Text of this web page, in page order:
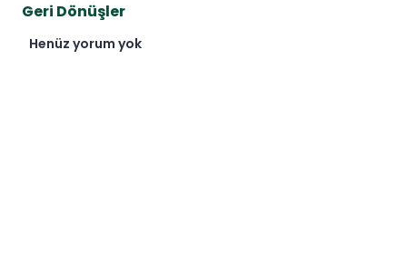
Geri Dönüşler
Henüz yorum yok